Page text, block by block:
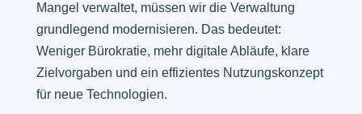
Mangel verwaltet, müssen wir die Verwaltung
grundlegend modernisieren. Das bedeutet:
Weniger Bürokratie, mehr digitale Abläufe, klare
Zielvorgaben und ein effizientes Nutzungskonzept
für neue Technologien.